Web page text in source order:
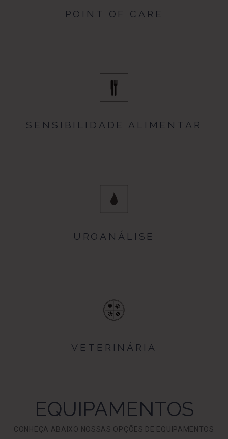
POINT OF CARE
SENSIBILIDADE ALIMENTAR
UROANÁLISE
VETERINÁRIA
EQUIPAMENTOS
CONHEÇA ABAIXO NOSSAS OPÇÕES DE EQUIPAMENTOS